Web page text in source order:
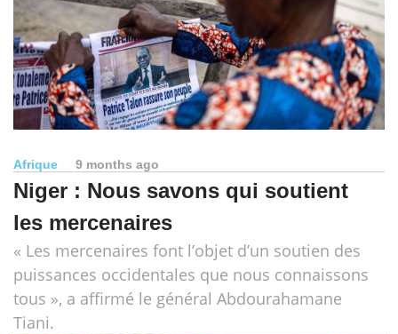
Afrique 9 months ago
Niger : Nous savons qui soutient
les mercenaires
« Les mercenaires font l’objet d’un soutien des
puissances occidentales que nous connaissons
tous », a affirmé le général Abdourahamane
Tiani.